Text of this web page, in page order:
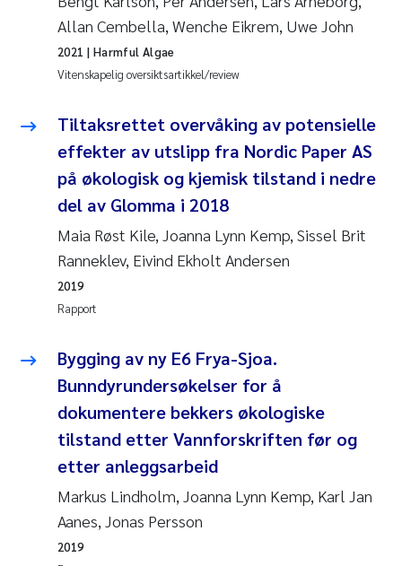
Juan Carlos Farias Pardo
Chiara Consolaro
Frode Sundnes
Andrew Luke King
Bert van Bavel
Marianne Mosberg
Kathinka Fürst
Caroline Enge
Hans Nicolai Adam
Mari Moren
Helene Frigstad
Allan Cembella, Wenche Eikrem, Uwe John
Vitenskapelig oversiktsartikkel/review
2021 | Harmful Algae
Tiltaksrettet overvåking av potensielle
effekter av utslipp fra Nordic Paper AS
på økologisk og kjemisk tilstand i nedre
del av Glomma i 2018
Maia Røst Kile, Joanna Lynn Kemp, Sissel Brit
Ranneklev, Eivind Ekholt Andersen
Rapport
2019
Bygging av ny E6 Frya-Sjoa.
Bunndyrundersøkelser for å
dokumentere bekkers økologiske
tilstand etter Vannforskriften før og
etter anleggsarbeid
Markus Lindholm, Joanna Lynn Kemp, Karl Jan
Aanes, Jonas Persson
2019